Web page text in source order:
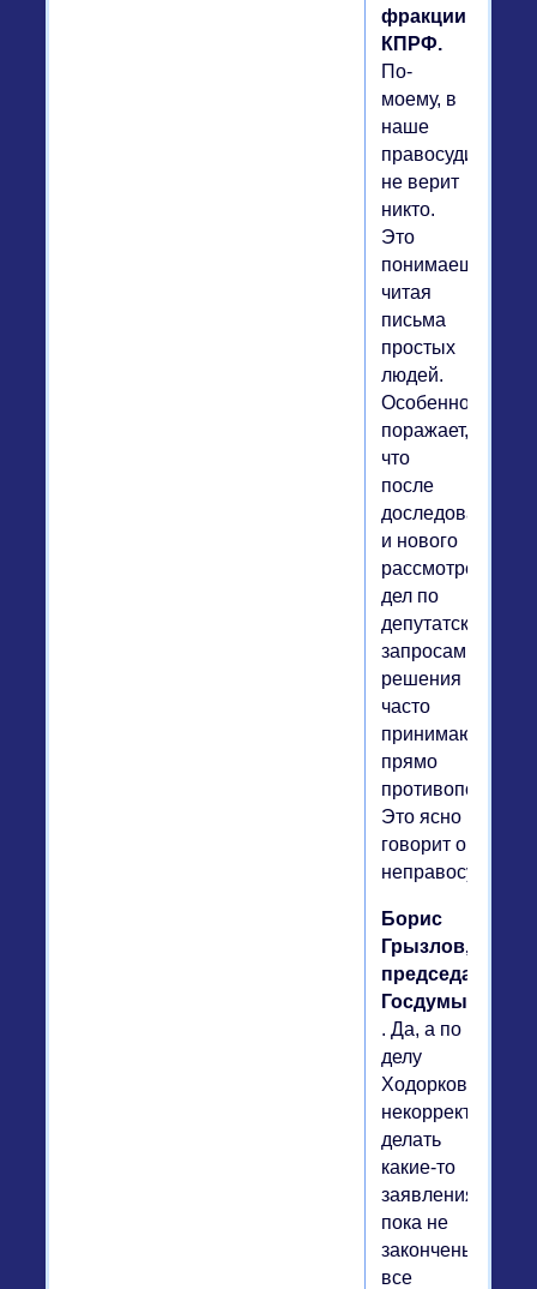
фракции
КПРФ.
По-
моему, в
наше
правосудие
не верит
никто.
Это
понимаешь,
читая
письма
простых
людей.
Особенно
поражает,
что
после
доследования
и нового
рассмотрения
дел по
депутатским
запросам
решения
часто
принимаются
прямо
Это ясно
говорит о
неправосудии.
Борис
Грызлов,
председатель
Госдумы
. Да, а по
делу
Ходорковского
некорректно
делать
какие-то
заявления,
пока не
закончены
все